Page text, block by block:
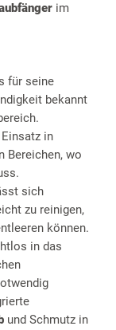
im
für seine
bekannt
in
Bereichen, wo
sich
zu reinigen,
können.
in das
und Schmutz in